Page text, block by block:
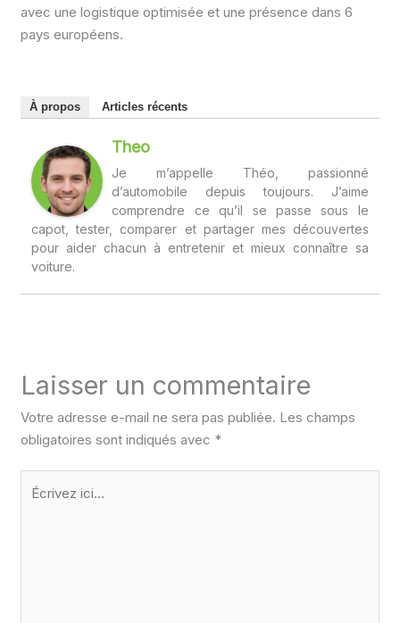
avec une logistique optimisée et une présence dans 6
pays européens.
À propos Articles récents
Theo
Je m’appelle Théo, passionné
d’automobile depuis toujours. J’aime
comprendre ce qu’il se passe sous le
capot, tester, comparer et partager mes découvertes
pour aider chacun à entretenir et mieux connaître sa
voiture.
Laisser un commentaire
Votre adresse e-mail ne sera pas publiée. Les champs
obligatoires sont indiqués avec *
ici…